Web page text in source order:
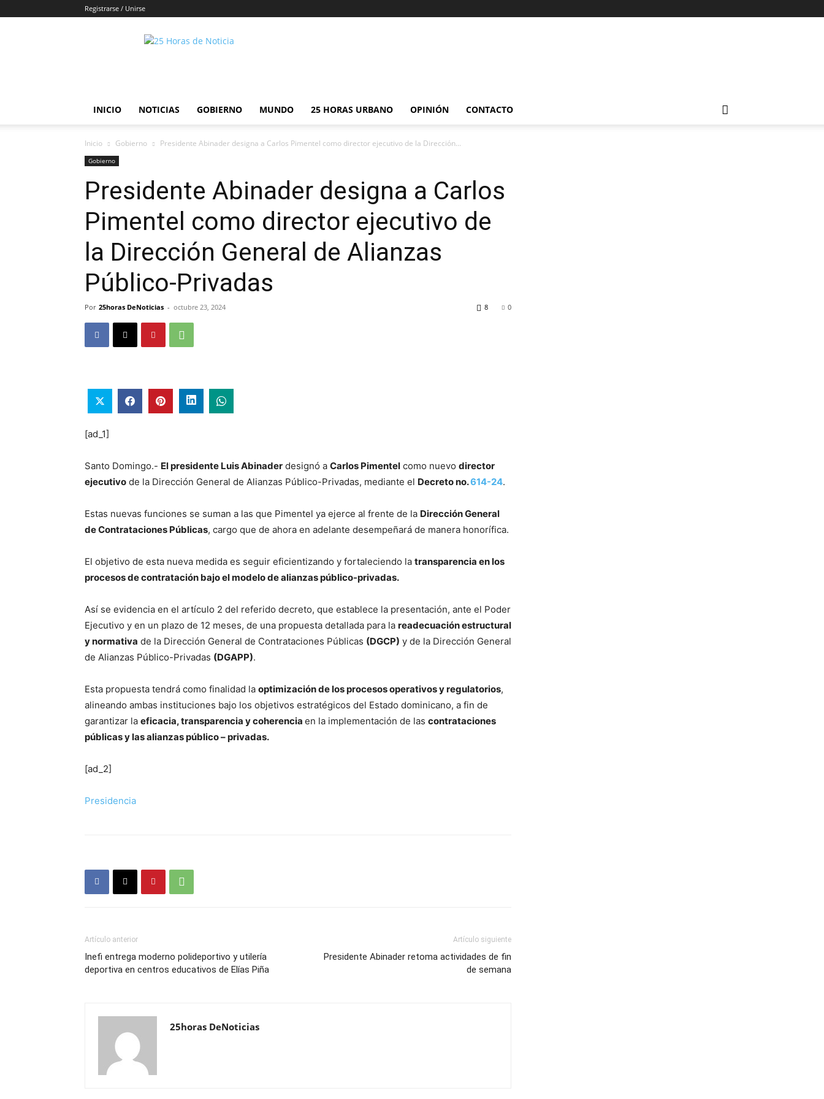
Registrarse / Unirse
25horasdenoticias
INICIO NOTICIAS GOBIERNO MUNDO 25 HORAS URBANO OPINIÓN CONTACTO
Inicio Gobierno Presidente Abinader designa a Carlos Pimentel como director ejecutivo de la Dirección...
Gobierno
Presidente Abinader designa a Carlos
Pimentel como director ejecutivo de
la Dirección General de Alianzas
Público-Privadas
Por 25horas DeNoticias - octubre 23, 2024 0
8
[ad_1]
Santo Domingo.- El presidente Luis Abinader designó a Carlos Pimentel como nuevo director
ejecutivo de la Dirección General de Alianzas Público-Privadas, mediante el Decreto no.614-24.
Estas nuevas funciones se suman a las que Pimentel ya ejerce al frente de la Dirección General
de Contrataciones Públicas, cargo que de ahora en adelante desempeñará de manera honorífica.
El objetivo de esta nueva medida es seguir eficientizando y fortaleciendo la transparencia en los
procesos de contratación bajo el modelo de alianzas público-privadas.
Así se evidencia en el artículo 2 del referido decreto, que establece la presentación, ante el Poder
Ejecutivo y en un plazo de 12 meses, de una propuesta detallada para la readecuación estructural
y normativa de la Dirección General de Contrataciones Públicas (DGCP) y de la Dirección General
de Alianzas Público-Privadas (DGAPP).
Esta propuesta tendrá como finalidad la optimización de los procesos operativos y regulatorios,
alineando ambas instituciones bajo los objetivos estratégicos del Estado dominicano, a fin de
garantizar la eficacia, transparencia y coherencia en la implementación de las contrataciones
públicas y las alianzas público – privadas.
[ad_2]
Presidencia
Artículo anterior
Inefi entrega moderno polideportivo y utilería
deportiva en centros educativos de Elías Piña
Artículo siguiente
Presidente Abinader retoma actividades de fin
de semana
25horas DeNoticias